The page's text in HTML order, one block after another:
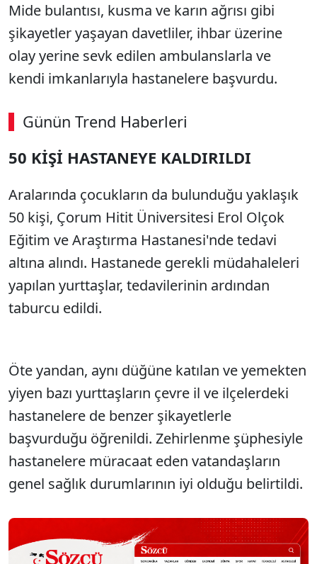
Mide bulantısı, kusma ve karın ağrısı gibi
şikayetler yaşayan davetliler, ihbar üzerine
olay yerine sevk edilen ambulanslarla ve
kendi imkanlarıyla hastanelere başvurdu.
Günün Trend Haberleri
50 KİŞİ HASTANEYE KALDIRILDI
Aralarında çocukların da bulunduğu yaklaşık
50 kişi, Çorum Hitit Üniversitesi Erol Olçok
Eğitim ve Araştırma Hastanesi'nde tedavi
altına alındı. Hastanede gerekli müdahaleleri
yapılan yurttaşlar, tedavilerinin ardından
taburcu edildi.
Öte yandan, aynı düğüne katılan ve yemekten
yiyen bazı yurttaşların çevre il ve ilçelerdeki
hastanelere de benzer şikayetlerle
başvurduğu öğrenildi. Zehirlenme şüphesiyle
hastanelere müracaat eden vatandaşların
genel sağlık durumlarının iyi olduğu belirtildi.